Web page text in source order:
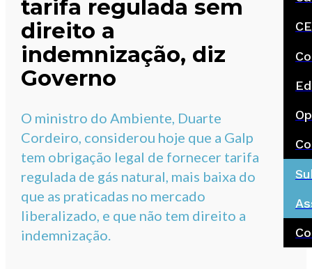
tarifa regulada sem
direito a
indemnização, diz
Governo
O ministro do Ambiente, Duarte
Cordeiro, considerou hoje que a Galp
tem obrigação legal de fornecer tarifa
regulada de gás natural, mais baixa do
que as praticadas no mercado
liberalizado, e que não tem direito a
indemnização.